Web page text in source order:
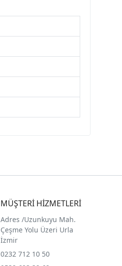
MÜŞTERİ HİZMETLERİ
Adres /Uzunkuyu Mah.
Çeşme Yolu Üzeri Urla
İzmir
0232 712 10 50